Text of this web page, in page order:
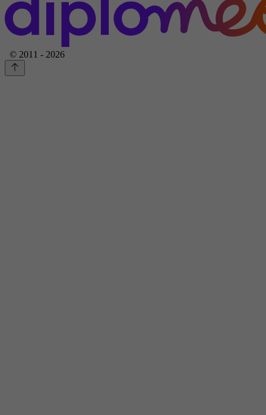
© 2011 - 2026